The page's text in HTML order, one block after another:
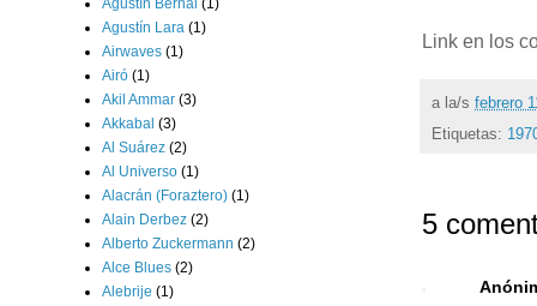
Link en los
a la/s febrero
Etiquetas:
5
Agustín Bernal (1)
Agustín Lara (1)
Airwaves (1)
Airó (1)
Akil Ammar (3)
Akkabal (3)
Al Suárez (2)
Al Universo (1)
Alacrán (Foraztero) (1)
Alain Derbez (2)
Alberto Zuckermann (2)
Alce Blues (2)
Alebrije (1)